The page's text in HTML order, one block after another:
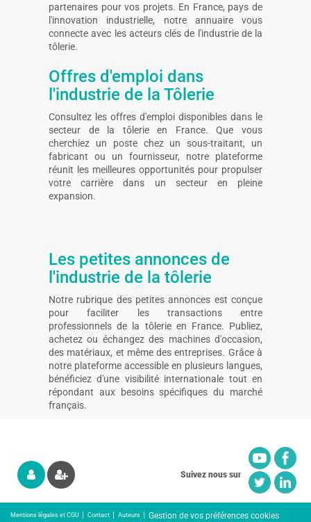
partenaires pour vos projets. En France, pays de
l'innovation industrielle, notre annuaire vous
connecte avec les acteurs clés de l'industrie de la
tôlerie.
Offres d'emploi dans
l'industrie de la Tôlerie
Consultez les offres d'emploi disponibles dans le
secteur de la tôlerie en France. Que vous
cherchiez un poste chez un sous-traitant, un
fabricant ou un fournisseur, notre plateforme
réunit les meilleures opportunités pour propulser
votre carrière dans un secteur en pleine
expansion.
Les petites annonces de
l'industrie de la tôlerie
Notre rubrique des petites annonces est conçue
pour faciliter les transactions entre
professionnels de la tôlerie en France. Publiez,
achetez ou échangez des machines d'occasion,
des matériaux, et même des entreprises. Grâce à
notre plateforme accessible en plusieurs langues,
bénéficiez d'une visibilité internationale tout en
répondant aux besoins spécifiques du marché
français.
Suivez nous sur
Mentions légales et CGU Contact Auteurs Gestion de vos préférences cookies